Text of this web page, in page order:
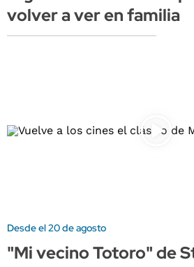
volver a ver en familia
Desde el 20 de agosto
"Mi vecino Totoro" de